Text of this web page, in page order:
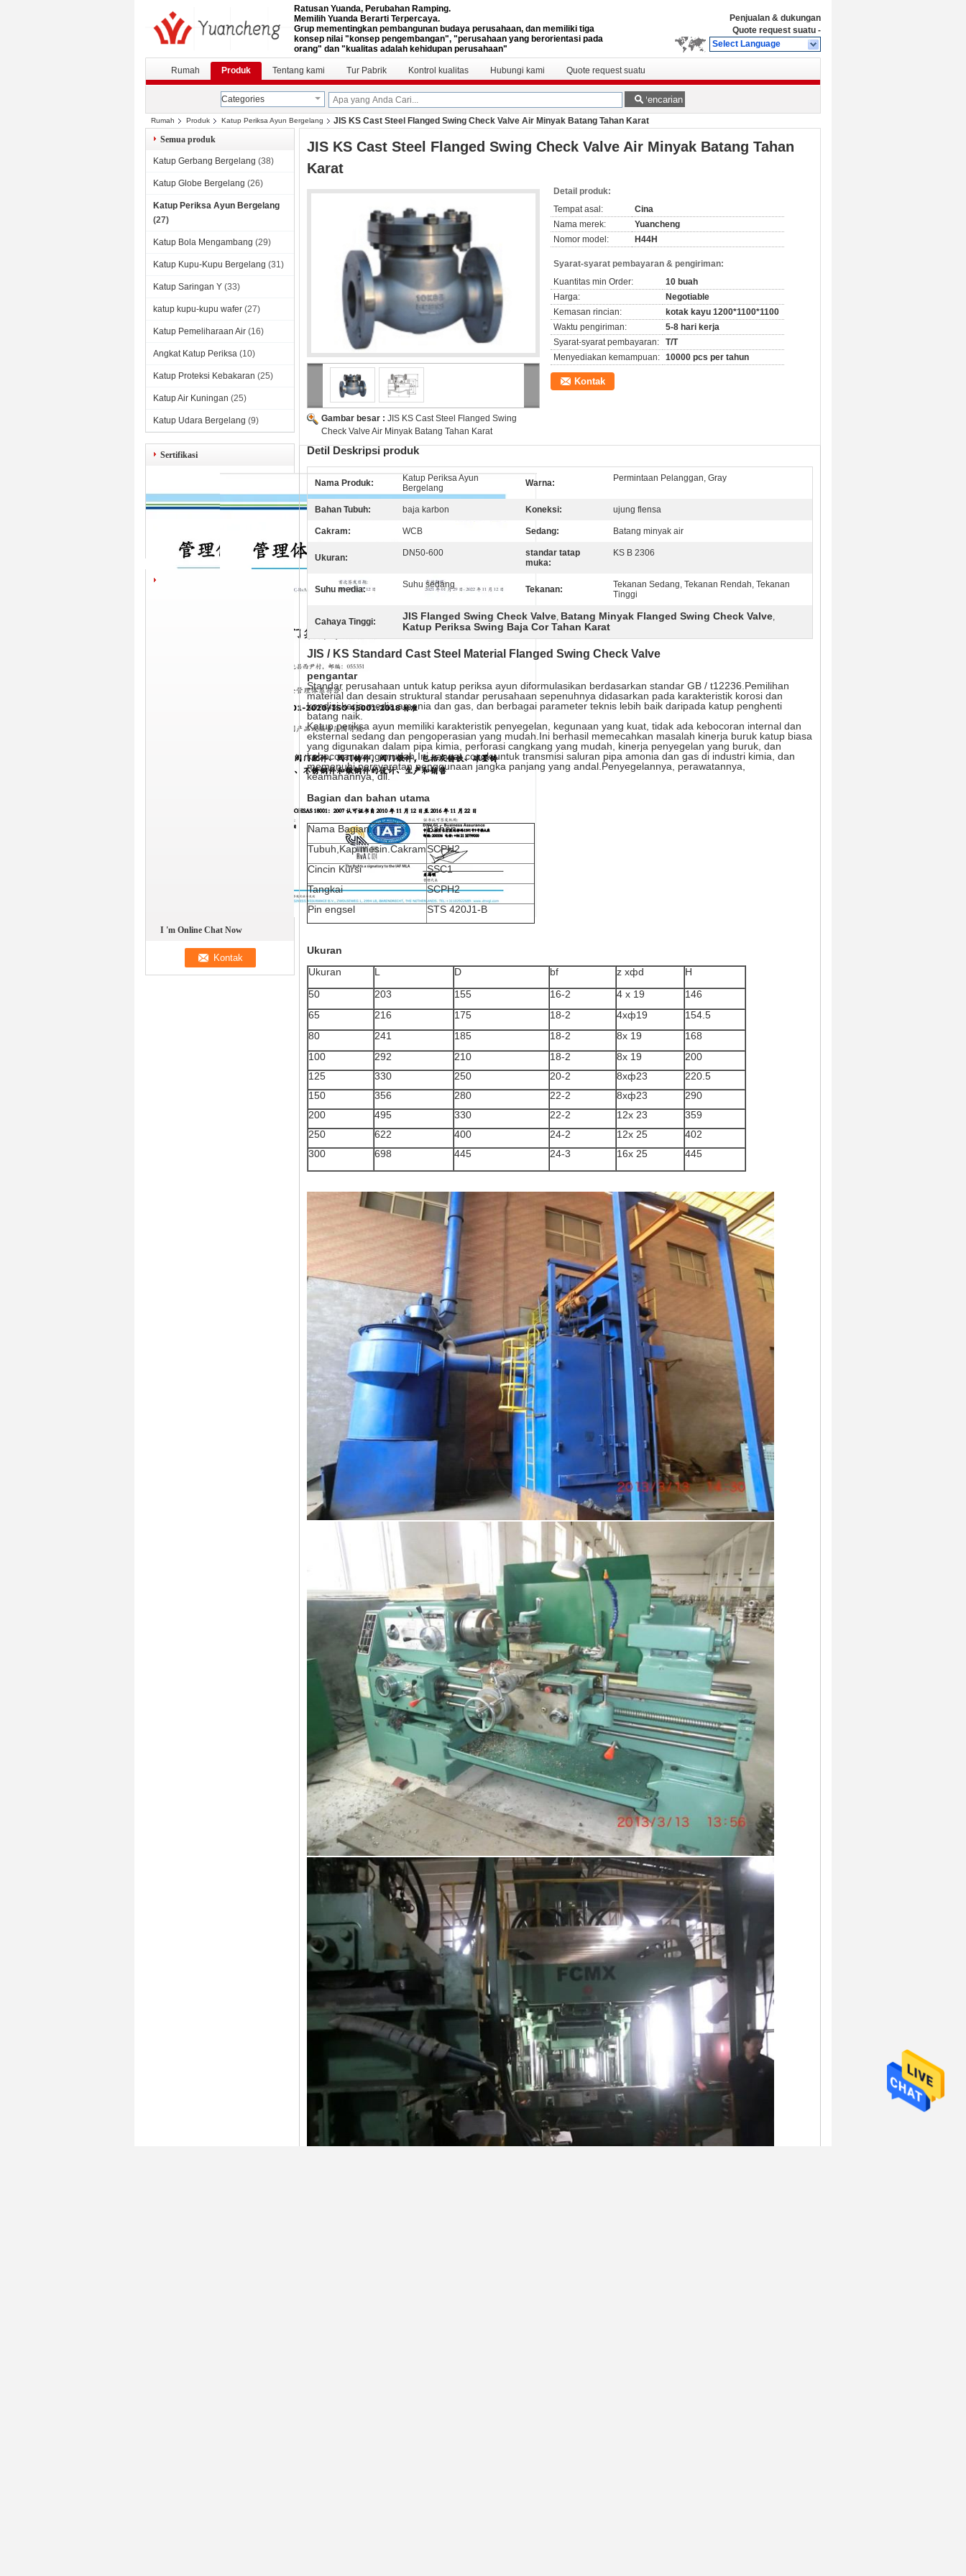
Ratusan Yuanda, Perubahan Ramping.
Memilih Yuanda Berarti Terpercaya.
Grup mementingkan pembangunan budaya perusahaan, dan memiliki tiga
konsep nilai "konsep pengembangan", "perusahaan yang berorientasi pada
orang" dan "kualitas adalah kehidupan perusahaan"
Penjualan & dukungan
Quote request suatu -
Select Language
Rumah Produk Tentang kami Tur Pabrik Kontrol kualitas Hubungi kami Quote request suatu
Categories Pencarian
Rumah Produk Katup Periksa Ayun Bergelang
JIS KS Cast Steel Flanged Swing Check Valve Air Minyak Batang Tahan Karat
Semua produk
Katup Gerbang Bergelang (38)
Katup Globe Bergelang (26)
Katup Periksa Ayun Bergelang
(27)
Katup Bola Mengambang (29)
Katup Kupu-Kupu Bergelang (31)
Katup Saringan Y (33)
katup kupu-kupu wafer (27)
Katup Pemeliharaan Air (16)
Angkat Katup Periksa (10)
Katup Proteksi Kebakaran (25)
Katup Air Kuningan (25)
Katup Udara Bergelang (9)
Sertifikasi
I 'm Online Chat Now
JIS KS Cast Steel Flanged Swing Check Valve Air Minyak Batang Tahan
Karat
Gambar besar : JIS KS Cast Steel Flanged Swing
Check Valve Air Minyak Batang Tahan Karat
Detail produk:
Tempat asal:
Cina
Nama merek:
Yuancheng
Nomor model:
H44H
Syarat-syarat pembayaran & pengiriman:
Kuantitas min Order:
10 buah
Harga:
Negotiable
Kemasan rincian:
kotak kayu 1200*1100*1100
Waktu pengiriman:
5-8 hari kerja
Syarat-syarat pembayaran:
T/T
Menyediakan kemampuan: 10000 pcs per tahun
Kontak
Detil Deskripsi produk
Nama Produk:
Katup Periksa Ayun
Bergelang
Warna: Permintaan Pelanggan, Gray
Bahan Tubuh: baja karbon Koneksi: ujung flensa
Cakram: WCB Sedang: Batang minyak air
Ukuran: DN50-600
standar tatap
muka:
KS B 2306
Suhu media: Suhu sedang Tekanan:
Tekanan Sedang, Tekanan Rendah, Tekanan
Tinggi
Cahaya Tinggi: JIS Flanged Swing Check Valve, Batang Minyak Flanged Swing Check Valve,
Katup Periksa Swing Baja Cor Tahan Karat
JIS / KS Standard Cast Steel Material Flanged Swing Check Valve
pengantar
Standar perusahaan untuk katup periksa ayun diformulasikan berdasarkan standar GB / t12236.Pemilihan
material dan desain struktural standar perusahaan sepenuhnya didasarkan pada karakteristik korosi dan
kondisi kerja media amonia dan gas, dan berbagai parameter teknis lebih baik daripada katup penghenti
batang naik.
Katup periksa ayun memiliki karakteristik penyegelan, kegunaan yang kuat, tidak ada kebocoran internal dan
eksternal sedang dan pengoperasian yang mudah.Ini berhasil memecahkan masalah kinerja buruk katup biasa
yang digunakan dalam pipa kimia, perforasi cangkang yang mudah, kinerja penyegelan yang buruk, dan
kebocoran yang mudah.Ini sangat cocok untuk transmisi saluran pipa amonia dan gas di industri kimia, dan
memenuhi persyaratan penggunaan jangka panjang yang andal.Penyegelannya, perawatannya,
keamanannya, dll.
Bagian dan bahan utama
Nama Bagian
Bahan
Tubuh Kap mesin.CakramSCPH2
Cincin Kursi
SSC1
Tangkai
SCPH2
Pin engsel
STS 420J1-B
Ukuran
Ukuran
L D bf z xфd
H
50
203 155 16-2 4 x 19
146
65
216 175 18-2 4xф19
154.5
80
241 185 18-2 8x 19
168
100
292 210 18-2 8x 19
200
125
330 250 20-2 8xф23
220.5
150
356 280 22-2 8xф23
290
200
495 330 22-2 12x 23
359
250
622 400 24-2 12x 25
402
300
698 445 24-3 16x 25 445